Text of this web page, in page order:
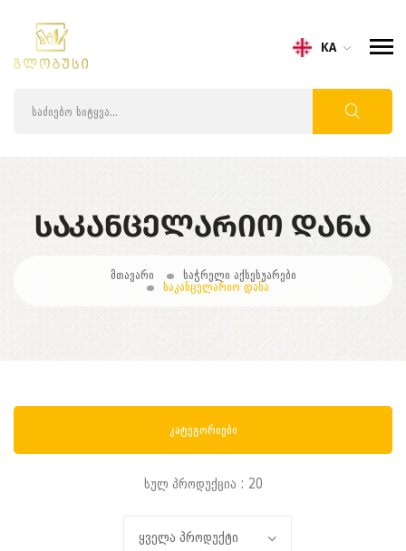
KA
ᲡᲐᲙᲐᲜᲪᲔᲚᲐᲠᲘᲝ ᲓᲐᲜᲐ
მთავარი საჭრელი აქსესუარები
საკანცელარიო დანა
კატეგორიები
სულ პროდუქცია : 20